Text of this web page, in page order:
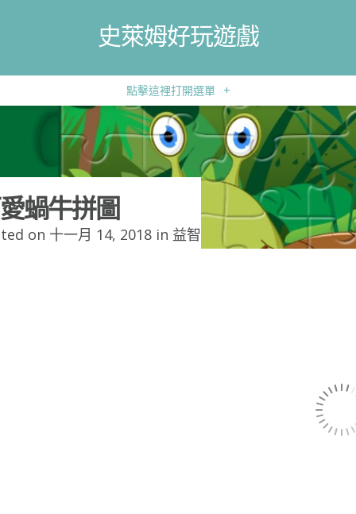
史萊姆好玩遊戲
點擊這裡打開選單 +
蝸牛拼圖
on 十一月 14, 2018 in 益智